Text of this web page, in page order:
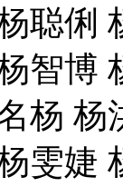
聪俐
智博
杨
雯婕